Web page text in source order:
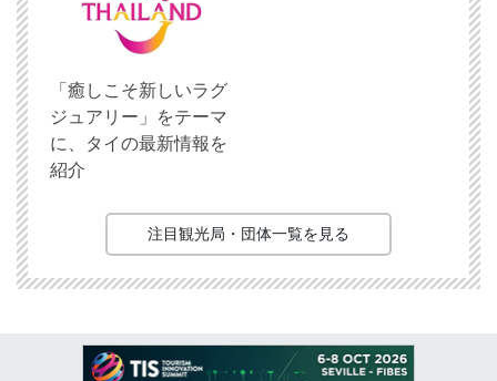
「癒しこそ新しいラグ
ジュアリー」をテーマ
に、タイの最新情報を
紹介
注目観光局・団体一覧を見る